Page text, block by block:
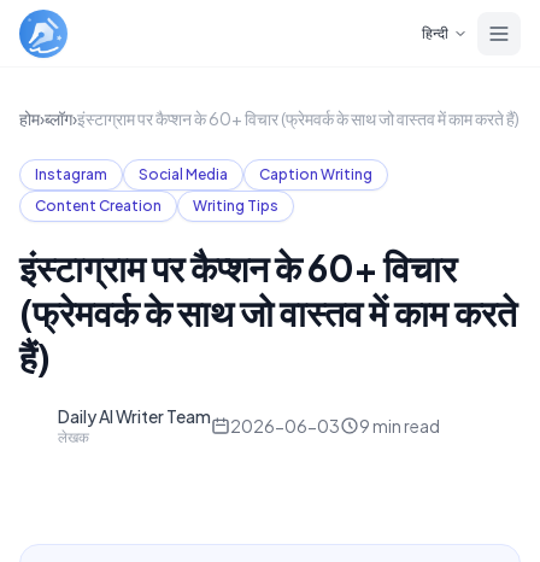
हिन्दी
होम›ब्लॉग›इंस्टाग्राम पर कैप्शन के 60+ विचार (फ्रेमवर्क के साथ जो वास्तव में काम करते हैं)
Instagram Social Media
Caption Writing
Content Creation
Writing Tips
इंस्टाग्राम पर कैप्शन के 60+ विचार
(फ्रेमवर्क के साथ जो वास्तव में काम करते
हैं)
Daily AI Writer Team
लेखक
2026-06-03 9 min read